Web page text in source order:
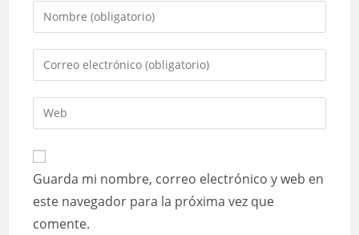
Introduce
tu
nombre
de
usuario
para
comentar
Introduce
tu
dirección
de
electrónico
para
comentar
Introduce
la
URL
de
tu
web
(opcional)
Guarda mi nombre, correo electrónico y web en
este navegador para la próxima vez que
comente.